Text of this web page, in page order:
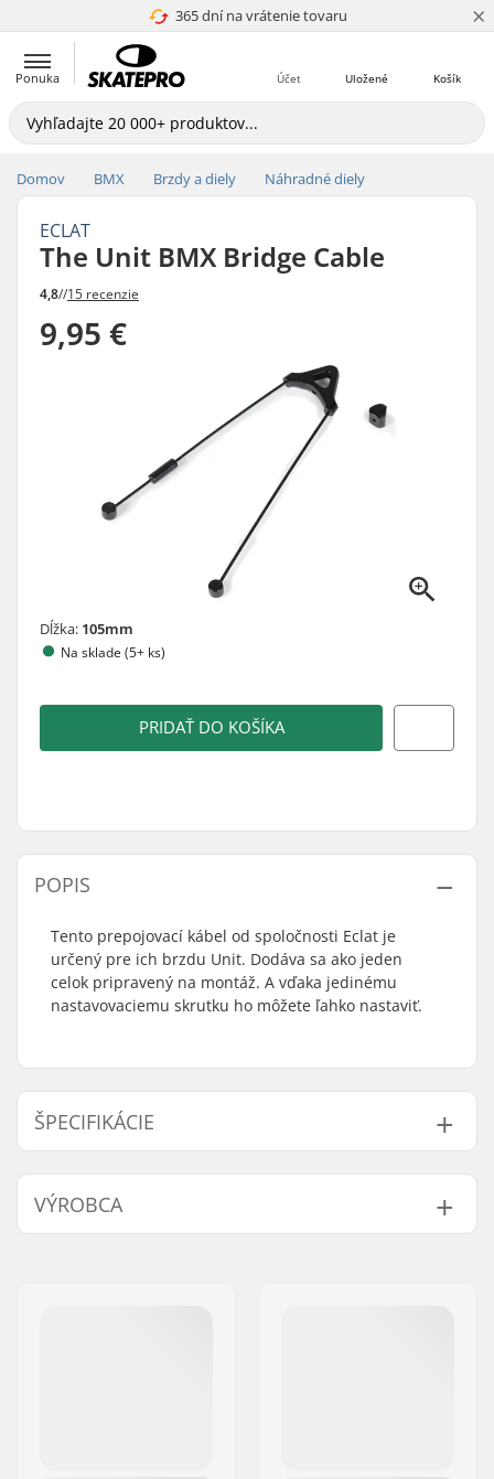
365 dní na vrátenie tovaru
4.8 z 5 ×
Ponuka Košík
Uložené
Účet
Domov BMX Brzdy a diely Náhradné diely
ECLAT
The Unit BMX Bridge Cable
4,8//15 recenzie
9,95 €
Dĺžka: 105mm
Na sklade (5+ ks)
PRIDAŤ DO KOŠÍKA
POPIS
Tento prepojovací kábel od spoločnosti Eclat je
určený pre ich brzdu Unit. Dodáva sa ako jeden
celok pripravený na montáž. A vďaka jedinému
nastavovaciemu skrutku ho môžete ľahko nastaviť.
ŠPECIFIKÁCIE
Hmotnosť: 20g
VÝROBCA